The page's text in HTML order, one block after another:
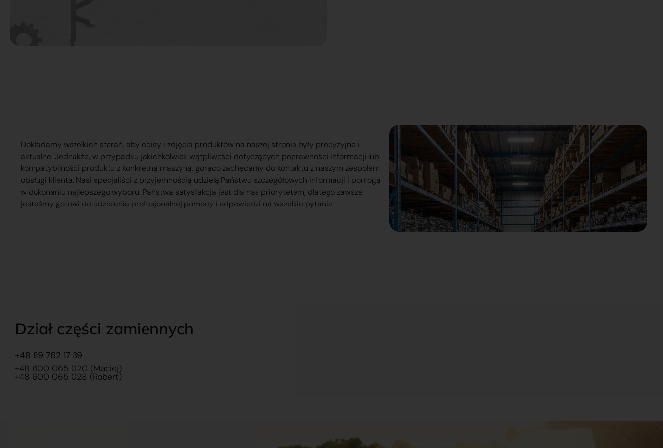
Dokładamy wszelkich starań, aby opisy i zdjęcia produktów na naszej stronie były precyzyjne i
aktualne. Jednakże, w przypadku jakichkolwiek wątpliwości dotyczących poprawności informacji lub
kompatybilności produktu z konkretną maszyną, gorąco zachęcamy do kontaktu z naszym zespołem
obsługi klienta. Nasi specjaliści z przyjemnością udzielą Państwu szczegółowych informacji i pomogą
w dokonaniu najlepszego wyboru. Państwa satysfakcja jest dla nas priorytetem, dlatego zawsze
jesteśmy gotowi do udzielenia profesjonalnej pomocy i odpowiedzi na wszelkie pytania.
Dział części zamiennych
+48 89 762 17 39
+48 600 065 020 (Maciej)
+48 600 065 028 (Robert)